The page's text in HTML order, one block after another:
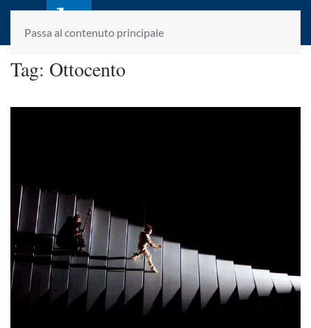
Passa al contenuto principale
laletteraturaenoi.it
fondato da Romano Luperini
Tag: Ottocento